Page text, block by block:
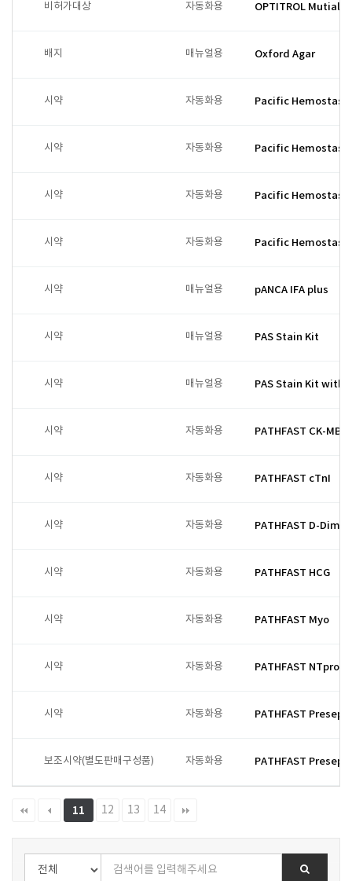
비허가대상 자동화용 OPTITROL
배지 매뉴얼용 Oxford Agar
시약 자동화용 Pacific Hemostasis
시약 자동화용 Pacific
시약 자동화용 Pacific
시약 자동화용 Pacific
시약 매뉴얼용 pANCA IFA plus
시약 매뉴얼용 PAS Stain Kit
시약 매뉴얼용 PAS Stain Kit
시약 자동화용 PATHFAST CK-MB
시약 자동화용 PATHFAST cTnI
시약 자동화용 PATHFAST D-Dimer
시약 자동화용 PATHFAST HCG
시약 자동화용 PATHFAST Myo
시약 자동화용 PATHFAST
시약 자동화용 PATHFAST
보조시약(별도판매구성품) 자동화용 PATHFAST
11 12 13 14